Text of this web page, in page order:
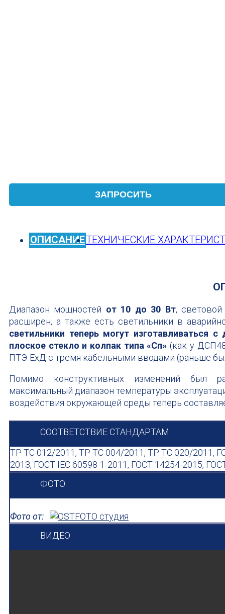
ЗАПРОСИТЬ
ОПИСАНИЕТЕХНИЧЕСКИЕ
Диапазон мощностей от 10 до 30 Вт,
расширен, а также есть светильники в
светильники теперь могут изготавливаться
плоское стекло и колпак типа «Сп»(как у
ПТЭ-ЕхД с тремя кабельными вводами (раньше
Помимо конструктивных изменений был
максимальный диапазон температуры
воздействия окружающей среды теперь
СООТВЕТСТВИЕ СТАНДАРТАМ
ТР ТС 012/2011, ТР ТС 004/2011, ТР ТС 020/2011,
2013, ГОСТ IEC 60598-1-2011, ГОСТ 14254-2015,
ФОТО
Фото от:
ВИДЕО